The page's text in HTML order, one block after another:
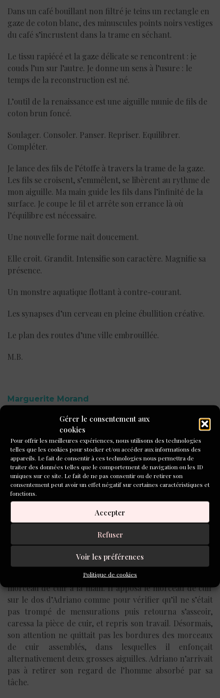
Gérer le consentement aux
cookies
Pour offrir les meilleures expériences, nous utilisons des technologies
telles que les cookies pour stocker et/ou accéder aux informations des
appareils. Le fait de consentir à ces technologies nous permettra de
traiter des données telles que le comportement de navigation ou les ID
uniques sur ce site. Le fait de ne pas consentir ou de retirer son
consentement peut avoir un effet négatif sur certaines caractéristiques et
fonctions.
Accepter
Refuser
Voir les préférences
Politique de cookies
Dans un café bouillant non filtré je teins un rectangle en
gaze de coton blanc, des minuscules points noirs vestiges
du café s’incrustent dans la trame en séchant.
Le tissu rapiécé et la gaze délicate se rencontrent : je
couds l’un sur l’autre. Je donne un sens à l’usure : le
temps de la reconstruction est né.
L’outil de la renaissance est une aiguille munie de fils de
coton brun foncé.
Soulager. Consoler. Panser. Repriser. Equilibrer.
Compléter.
Je lance des fils de l’étoffe à travers la trame de la gaze.
Les fils se croisent, s’emmêlent, se libèrent au rythme de
mon aiguille. Ma main guide les fils dans l’infinité de la
surface. Je coupe le fil et arrête son errance là où
l’équilibre est nécessaire.
Une nouvelle forme naît doucement.
Elle croit. Grandit. Intensifie son caractère. Magnifie sa
présence.
Un monstre aquatique flottant à contre-courant.
Les synapses d’un cerveau en pleine ébullition créative.
Le plan des routes d’une ville embrouillée.
M.B.
Marguerite Morand
D’abord il ne vit rien mais entendit un bruit mat et lourd
suivi d’un autre plus métallique.
Au fur et à mesure que son regard s’habituait à
l’obscurité, le bruit lui parvenait plus nettement.
Un homme était assis en tailleur avec ce qui ressemblait à
un morceau de cuir dans une main et un couteau dans
l’autre. De son visage mat et buriné émanait une sagesse
creusée dans les sillons de cette figure paisible et
concentrée. Plusieurs chutes de cuir étaient posées à ses
côtés. Quand il eut finit de découper son morceau de
cuir, l’homme regarda Adriano, se leva, et vint vers lui le
morceau de cuir à la main. Il apposa le morceau de cuir
sur le dos d’Adriano comme pour vérifier qu’il ne s’était
pas trompé de mensurations puis retourna s’asseoir,
caressa la pièce de cuir, et repris son travail. Désormais,
son attention ne quittait pas les bordures des morceaux
de cuir assemblés, dans lesquelles il enfonçait
alternativement deux grosses aiguilles. Adriano n’arrivait
pas à retirer son regard de l’homme absorbé par sa
tâche.